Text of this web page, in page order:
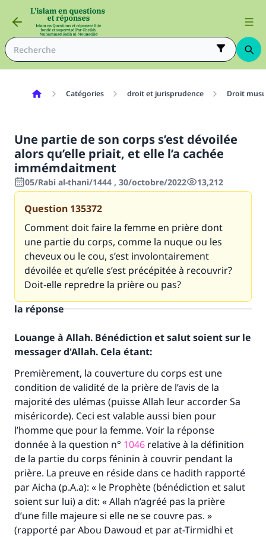
Catégories droit et jurisprudence Droit
Une partie de son corps s’est dévoilée
alors qu’elle priait, et elle l’a cachée
immémdaitment
05/Rabi al-thani/1444 , 30/octobre/2022 13,212
Question 135372
Comment doit faire la femme en prière dont
une partie du corps, comme la nuque ou les
cheveux ou le cou, s’est involontairement
dévoilée et qu’elle s’est précépitée à recouvrir?
Doit-elle repredre la prière ou pas?
la réponse
Louange à Allah. Bénédiction et salut soient sur le
messager d'Allah. Cela étant:
Premièrement, la couverture du corps est une
condition de validité de la prière de l’avis de la
majorité des ulémas (puisse Allah leur accorder Sa
miséricorde). Ceci est valable aussi bien pour
l’homme que pour la femme. Voir la réponse
donnée à la question n° 1046 relative à la définition
de la partie du corps féninin à couvrir pendant la
prière. La preuve en réside dans ce hadith rapporté
par Aicha (p.A.a): « le Prophète (bénédiction et salut
soient sur lui) a dit: « Allah n’agréé pas la prière
d’une fille majeure si elle ne se couvre pas. »
(rapporté par Abou Dawoud et par at-Tirmidhi et